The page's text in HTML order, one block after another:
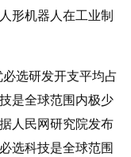
形机器人在工业制
选研发开支平均占
是全球范围内极少
人民网研究院发布
选科技是全球范围